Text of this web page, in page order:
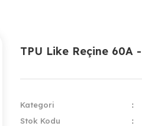
TPU Like Reçine 60A
Kategori
Stok Kodu